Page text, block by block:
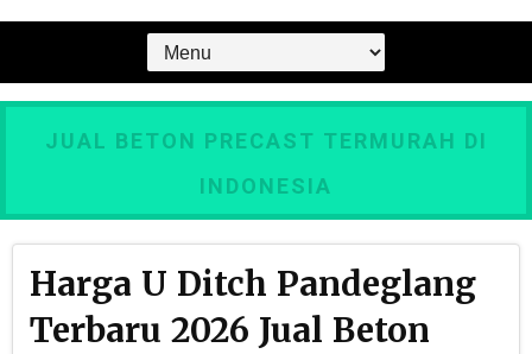
JUAL BETON PRECAST TERMURAH DI
INDONESIA
Harga U Ditch Pandeglang
Terbaru 2026 Jual Beton